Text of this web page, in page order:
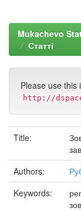
Mukachevo
Статті
Please use this
http://
Title:
Authors:
Keywords: